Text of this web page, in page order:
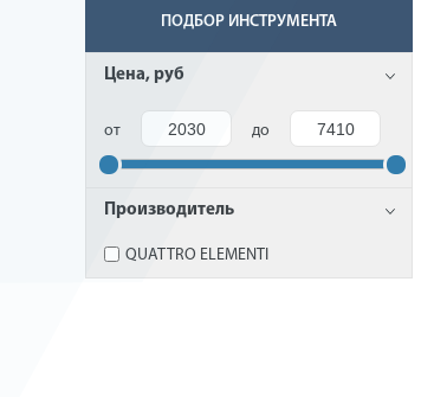
ПОДБОР ИНСТРУМЕНТА
Цена, руб
от до
Производитель
QUATTRO ELEMENTI